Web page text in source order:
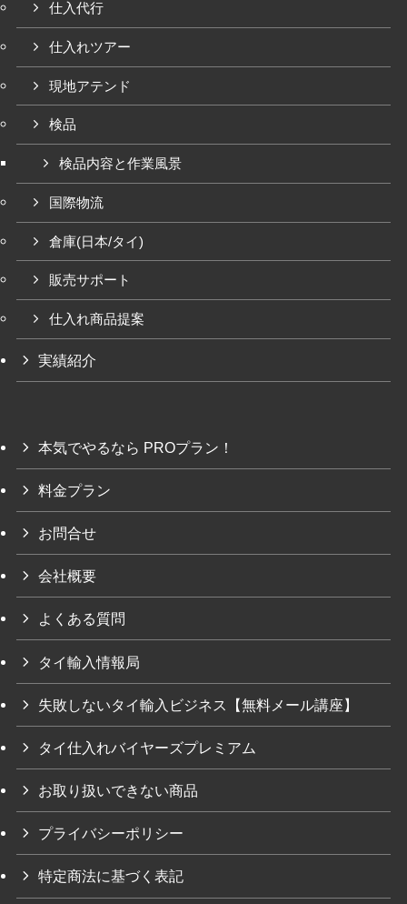
仕入代行
仕入れツアー
現地アテンド
検品
検品内容と作業風景
国際物流
倉庫(日本/タイ)
販売サポート
仕入れ商品提案
実績紹介
本気でやるなら PROプラン！
料金プラン
お問合せ
会社概要
よくある質問
タイ輸入情報局
失敗しないタイ輸入ビジネス【無料メール講座】
タイ仕入れバイヤーズプレミアム
お取り扱いできない商品
プライバシーポリシー
特定商法に基づく表記